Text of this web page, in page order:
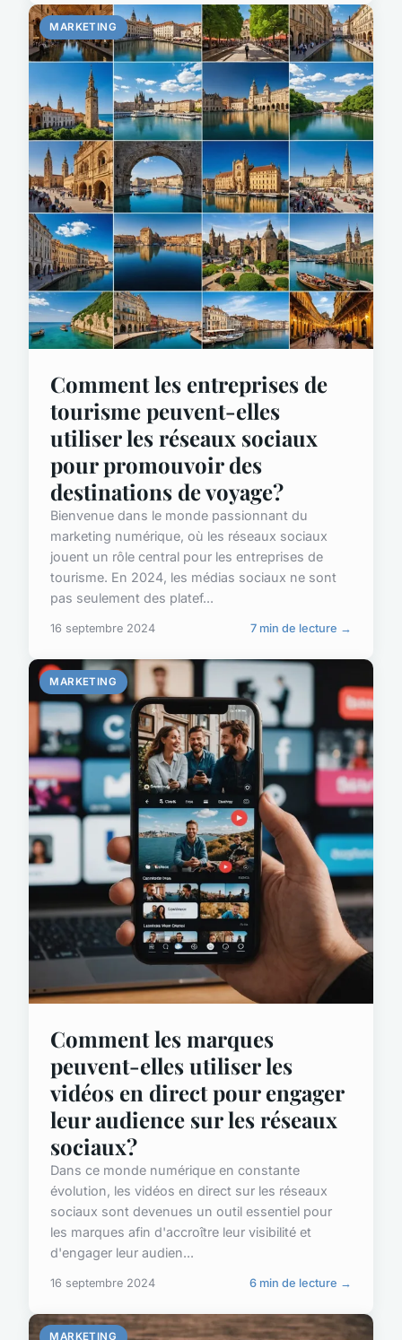
MARKETING
Comment les entreprises de
tourisme peuvent-elles
utiliser les réseaux sociaux
pour promouvoir des
destinations de voyage?
Bienvenue dans le monde passionnant du
marketing numérique, où les réseaux sociaux
jouent un rôle central pour les entreprises de
tourisme. En 2024, les médias sociaux ne sont
pas seulement des platef...
16 septembre 2024 7 min de lecture →
MARKETING
Comment les marques
peuvent-elles utiliser les
vidéos en direct pour engager
leur audience sur les réseaux
sociaux?
Dans ce monde numérique en constante
évolution, les vidéos en direct sur les réseaux
sociaux sont devenues un outil essentiel pour
les marques afin d'accroître leur visibilité et
d'engager leur audien...
16 septembre 2024 6 min de lecture →
MARKETING